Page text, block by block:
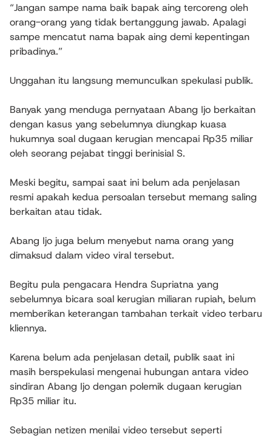
“Jangan sampe nama baik bapak aing tercoreng oleh
orang-orang yang tidak bertanggung jawab. Apalagi
sampe mencatut nama bapak aing demi kepentingan
pribadinya.”
Unggahan itu langsung memunculkan spekulasi publik.
Banyak yang menduga pernyataan Abang Ijo berkaitan
dengan kasus yang sebelumnya diungkap kuasa
hukumnya soal dugaan kerugian mencapai Rp35 miliar
oleh seorang pejabat tinggi berinisial S.
Meski begitu, sampai saat ini belum ada penjelasan
resmi apakah kedua persoalan tersebut memang saling
berkaitan atau tidak.
Abang Ijo juga belum menyebut nama orang yang
dimaksud dalam video viral tersebut.
Begitu pula pengacara Hendra Supriatna yang
sebelumnya bicara soal kerugian miliaran rupiah, belum
memberikan keterangan tambahan terkait video terbaru
kliennya.
Karena belum ada penjelasan detail, publik saat ini
masih berspekulasi mengenai hubungan antara video
sindiran Abang Ijo dengan polemik dugaan kerugian
Rp35 miliar itu.
Sebagian netizen menilai video tersebut seperti